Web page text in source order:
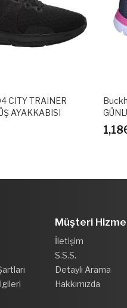
CITY TRAINER
AYAKKABISI
Müşteri
İletişim
S.S.S.
Detaylı Arama
Hakkımızda